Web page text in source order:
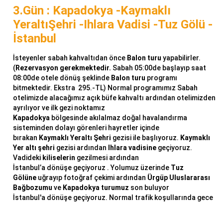
3.Gün : Kapadokya -Kaymaklı
YeraltıŞehri -Ihlara Vadisi -Tuz Gölü -
İstanbul
İsteyenler sabah kahvaltıdan önce Balon turu yapabilirler.
(Rezervasyon gerekmektedir. Sabah 05:00de başlayıp saat
08:00de otele dönüş şeklinde Balon turu programı
bitmektedir. Ekstra 295.-TL) Normal programımız Sabah
otelimizde alacağımız açık büfe kahvaltı ardından otelimizden
ayrılıyor ve ilk gezi noktamız
Kapadokya bölgesinde akılalmaz doğal havalandırma
sisteminden dolayı görenleri hayretler içinde
bırakan Kaymaklı Yeraltı Şehri gezisi ile başlıyoruz. Kaymaklı
Yer altı şehri gezisi ardından Ihlara vadisine geçiyoruz.
Vadideki kiliselerin gezilmesi ardından
İstanbul’a dönüşe geçiyoruz . Yolumuz üzerinde Tuz
Gölüne uğrayıp fotoğraf çekimi ardından Ürgüp Uluslararası
Bağbozumu ve Kapadokya turumuz son buluyor
İstanbul'a dönüşe geçiyoruz. Normal trafik koşullarında gece